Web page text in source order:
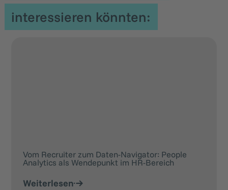
interessieren könnten:
Vom Recruiter zum Daten-Navigator: People
Analytics als Wendepunkt im HR-Bereich
Weiterlesen